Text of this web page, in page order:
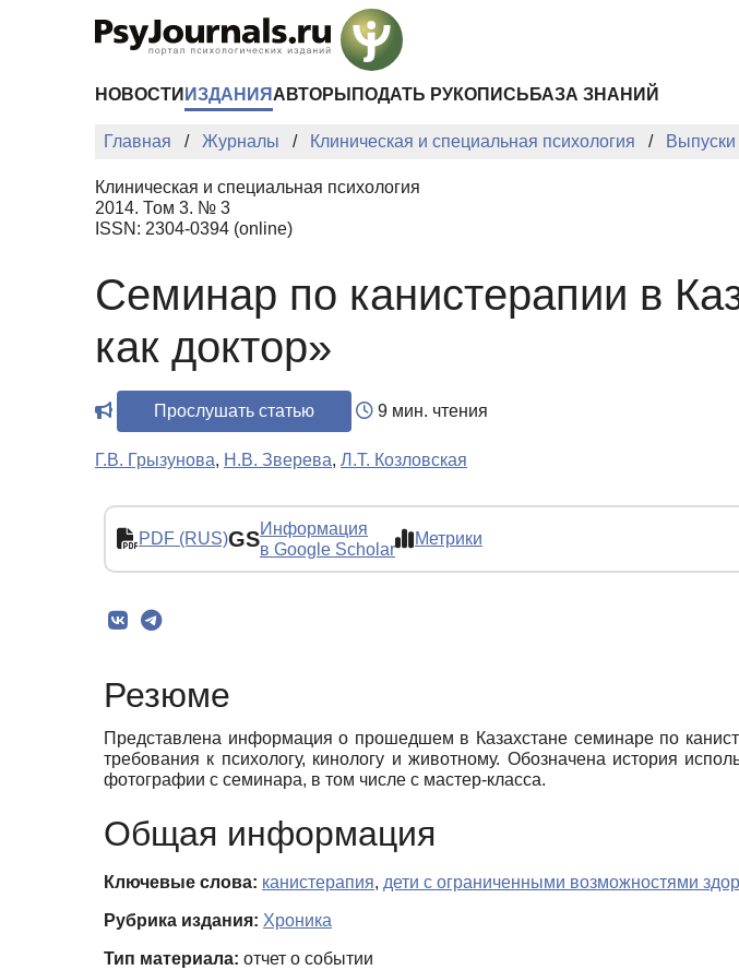
НОВОСТИ ИЗДАНИЯ АВТОРЫ ПОДАТЬ РУКОПИСЬ БАЗА ЗНАНИЙ
Главная Журналы Клиническая и специальная психология Выпуски
Клиническая и специальная психология
2014. Том 3. № 3
ISSN: 2304-0394 (online)
Семинар по канистерапии в
как доктор»
Прослушать статью 9 мин. чтения
Г.В. Грызунова, Н.В. Зверева, Л.Т. Козловская
PDF (RUS)GSИнформация
в Google Scholar
Метрики
Резюме
Представлена информация о прошедшем в Казахстане семинаре по
требования к психологу, кинологу и животному. Обозначена история
фотографии с семинара, в том числе с мастер-класса.
Общая информация
Ключевые слова: канистерапия, дети с ограниченными возможностями
Рубрика издания: Хроника
Тип материала: отчет о событии